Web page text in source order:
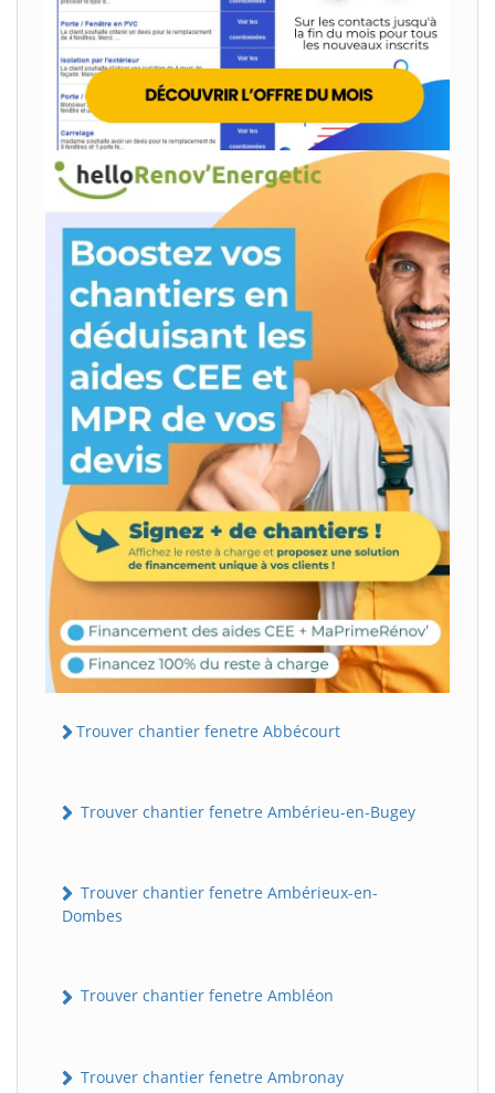
Trouver chantier fenetre Abbécourt
Trouver chantier fenetre Ambérieu-en-Bugey
Trouver chantier fenetre Ambérieux-en-
Dombes
Trouver chantier fenetre Ambléon
Trouver chantier fenetre Ambronay